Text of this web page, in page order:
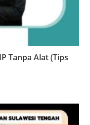
Tanpa Alat (Tips